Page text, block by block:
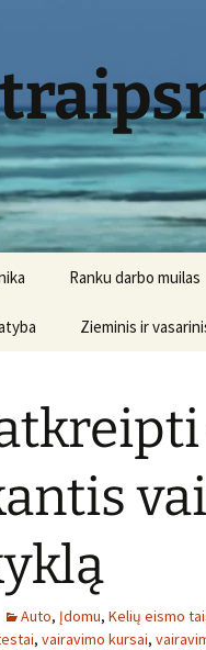
Ranku darbo muilas
Zieminis ir
Auto, Įdomu, Kelių eismo
, vairavimo kursai,